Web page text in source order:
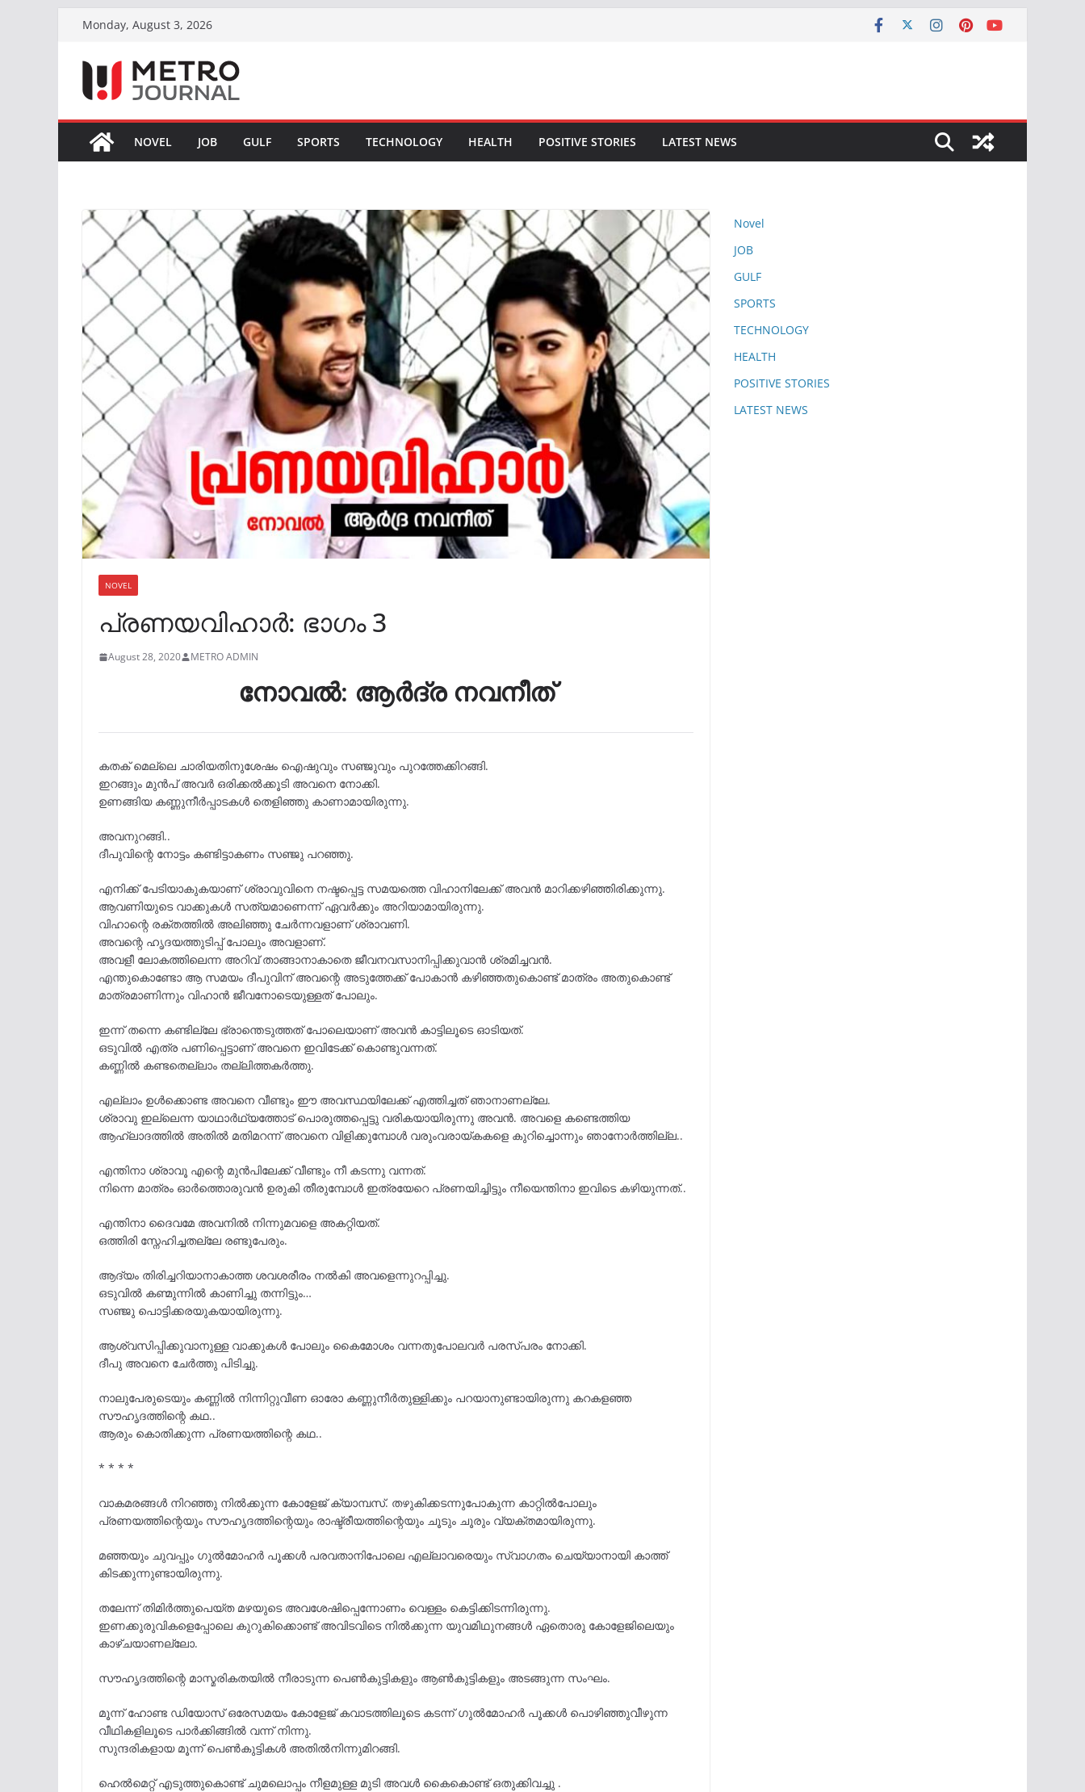
content
Monday, August 3, 2026
NOVEL JOB GULF SPORTS TECHNOLOGY HEALTH POSITIVE STORIES LATEST NEWS
NOVEL
പ്രണയവിഹാർ: ഭാഗം 3
August 28, 2020 METRO ADMIN
നോവൽ: ആർദ്ര നവനീത്‎
കതക് മെല്ലെ ചാരിയതിനുശേഷം ഐഷുവും സഞ്ജുവും പുറത്തേക്കിറങ്ങി.
ഇറങ്ങും മുൻപ് അവർ ഒരിക്കൽക്കൂടി അവനെ നോക്കി.
ഉണങ്ങിയ കണ്ണുനീർപ്പാടകൾ തെളിഞ്ഞു കാണാമായിരുന്നു.
അവനുറങ്ങി..
ദീപുവിന്റെ നോട്ടം കണ്ടിട്ടാകണം സഞ്ജു പറഞ്ഞു.
എനിക്ക് പേടിയാകുകയാണ് ശ്രാവുവിനെ നഷ്ടപ്പെട്ട സമയത്തെ വിഹാനിലേക്ക് അവൻ മാറിക്കഴിഞ്ഞിരിക്കുന്നു.
ആവണിയുടെ വാക്കുകൾ സത്യമാണെന്ന് ഏവർക്കും അറിയാമായിരുന്നു.
വിഹാന്റെ രക്തത്തിൽ അലിഞ്ഞു ചേർന്നവളാണ് ശ്രാവണി.
അവന്റെ ഹൃദയത്തുടിപ്പ് പോലും അവളാണ്.
അവളീ ലോകത്തിലെന്ന അറിവ് താങ്ങാനാകാതെ ജീവനവസാനിപ്പിക്കുവാൻ ശ്രമിച്ചവൻ.
എന്തുകൊണ്ടോ ആ സമയം ദീപുവിന് അവന്റെ അടുത്തേക്ക് പോകാൻ കഴിഞ്ഞതുകൊണ്ട് മാത്രം അതുകൊണ്ട്
മാത്രമാണിന്നും വിഹാൻ ജീവനോടെയുള്ളത് പോലും.
ഇന്ന് തന്നെ കണ്ടില്ലേ ഭ്രാന്തെടുത്തത് പോലെയാണ് അവൻ കാട്ടിലൂടെ ഓടിയത്.
ഒടുവിൽ എത്ര പണിപ്പെട്ടാണ് അവനെ ഇവിടേക്ക് കൊണ്ടുവന്നത്.
കണ്ണിൽ കണ്ടതെല്ലാം തല്ലിത്തകർത്തു.
എല്ലാം ഉൾക്കൊണ്ട അവനെ വീണ്ടും ഈ അവസ്ഥയിലേക്ക് എത്തിച്ചത് ഞാനാണല്ലേ.
ശ്രാവു ഇല്ലെന്ന യാഥാർഥ്യത്തോട് പൊരുത്തപ്പെട്ടു വരികയായിരുന്നു അവൻ. അവളെ കണ്ടെത്തിയ
ആഹ്ലാദത്തിൽ അതിൽ മതിമറന്ന് അവനെ വിളിക്കുമ്പോൾ വരുംവരായ്കകളെ കുറിച്ചൊന്നും ഞാനോർത്തില്ല..
എന്തിനാ ശ്രാവൂ എന്റെ മുൻപിലേക്ക് വീണ്ടും നീ കടന്നു വന്നത്.
നിന്നെ മാത്രം ഓർത്തൊരുവൻ ഉരുകി തീരുമ്പോൾ ഇത്രയേറെ പ്രണയിച്ചിട്ടും നീയെന്തിനാ ഇവിടെ കഴിയുന്നത്..
എന്തിനാ ദൈവമേ അവനിൽ നിന്നുമവളെ അകറ്റിയത്.
ഒത്തിരി സ്നേഹിച്ചതല്ലേ രണ്ടുപേരും.
ആദ്യം തിരിച്ചറിയാനാകാത്ത ശവശരീരം നൽകി അവളെന്നുറപ്പിച്ചു.
ഒടുവിൽ കണ്മുന്നിൽ കാണിച്ചു തന്നിട്ടും…
സഞ്ജു പൊട്ടിക്കരയുകയായിരുന്നു.
ആശ്വസിപ്പിക്കുവാനുള്ള വാക്കുകൾ പോലും കൈമോശം വന്നതുപോലവർ പരസ്പരം നോക്കി.
ദീപു അവനെ ചേർത്തു പിടിച്ചു.
നാലുപേരുടെയും കണ്ണിൽ നിന്നിറ്റുവീണ ഓരോ കണ്ണുനീർതുള്ളിക്കും പറയാനുണ്ടായിരുന്നു കറകളഞ്ഞ
സൗഹൃദത്തിന്റെ കഥ..
ആരും കൊതിക്കുന്ന പ്രണയത്തിന്റെ കഥ..
* * * *
വാകമരങ്ങൾ നിറഞ്ഞു നിൽക്കുന്ന കോളേജ് ക്യാമ്പസ്. തഴുകിക്കടന്നുപോകുന്ന കാറ്റിൽപോലും
പ്രണയത്തിന്റെയും സൗഹൃദത്തിന്റെയും രാഷ്ട്രീയത്തിന്റെയും ചൂടും ചൂരും വ്യക്തമായിരുന്നു.
മഞ്ഞയും ചുവപ്പും ഗുൽമോഹർ പൂക്കൾ പരവതാനിപോലെ എല്ലാവരെയും സ്വാഗതം ചെയ്യാനായി കാത്ത്
കിടക്കുന്നുണ്ടായിരുന്നു.
തലേന്ന് തിമിർത്തുപെയ്ത മഴയുടെ അവശേഷിപ്പെന്നോണം വെള്ളം കെട്ടിക്കിടന്നിരുന്നു.
ഇണക്കുരുവികളെപ്പോലെ കുറുകിക്കൊണ്ട് അവിടവിടെ നിൽക്കുന്ന യുവമിഥുനങ്ങൾ ഏതൊരു കോളേജിലെയും
കാഴ്ചയാണല്ലോ.
സൗഹൃദത്തിന്റെ മാസ്മരികതയിൽ നീരാടുന്ന പെൺകുട്ടികളും ആൺകുട്ടികളും അടങ്ങുന്ന സംഘം.
മൂന്ന് ഹോണ്ട ഡിയോസ് ഒരേസമയം കോളേജ് കവാടത്തിലൂടെ കടന്ന് ഗുൽമോഹർ പൂക്കൾ പൊഴിഞ്ഞുവീഴുന്ന
വീഥികളിലൂടെ പാർക്കിങ്ങിൽ വന്ന് നിന്നു.
സുന്ദരികളായ മൂന്ന് പെൺകുട്ടികൾ അതിൽനിന്നുമിറങ്ങി.
ഹെൽമെറ്റ്‌ എടുത്തുകൊണ്ട് ചുമലൊപ്പം നീളമുള്ള മുടി അവൾ കൈകൊണ്ട് ഒതുക്കിവച്ചു .
Novel
JOB
GULF
SPORTS
TECHNOLOGY
HEALTH
POSITIVE STORIES
LATEST NEWS